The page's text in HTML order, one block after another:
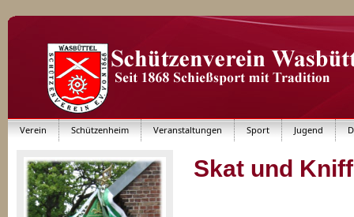
Verein Schützenheim Veranstaltungen Sport Jugend
Skat und